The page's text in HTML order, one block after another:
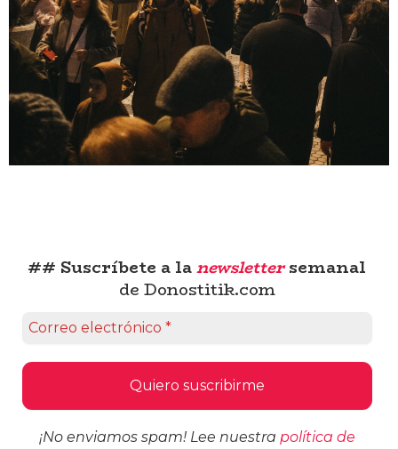
## Suscríbete a lanewslettersemanal
de Donostitik.com
¡No enviamos spam! Lee nuestra política de